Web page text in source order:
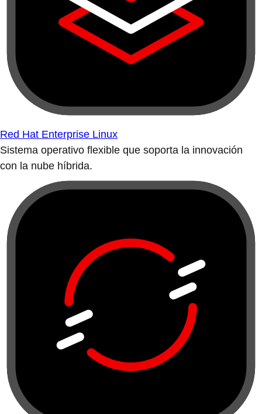
Red Hat Enterprise Linux
Sistema operativo flexible que soporta la innovación
con la nube híbrida.